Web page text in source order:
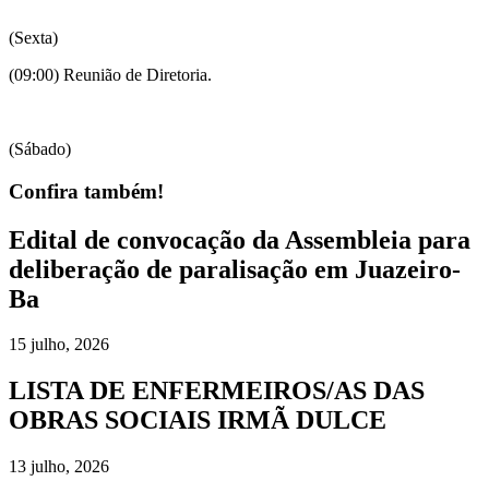
(Sexta)
(09:00) Reunião de Diretoria.
(Sábado)
Confira também!
Edital de convocação da Assembleia para
deliberação de paralisação em Juazeiro-
Ba
15 julho, 2026
LISTA DE ENFERMEIROS/AS DAS
OBRAS SOCIAIS IRMÃ DULCE
13 julho, 2026